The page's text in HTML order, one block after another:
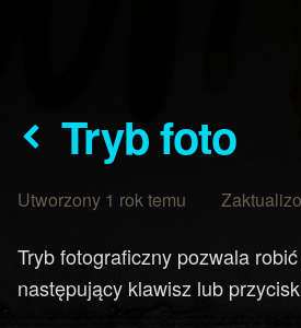
Tryb foto
Utworzony 1 rok temu
Tryb fotograficzny pozwala
następujący klawisz lub